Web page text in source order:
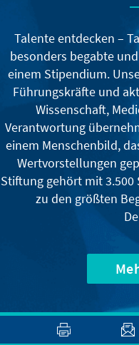
Talente entdecken –
besonders begabte
einem Stipendium.
Führungskräfte und
Wissenschaft,
Verantwortung
einem Menschenbild,
Wertvorstellungen
Stiftung gehört mit
zu den größten